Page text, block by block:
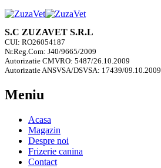
S.C ZUZAVET S.R.L
CUI: RO26054187
Nr.Reg.Com: J40/9665/2009
Autorizatie CMVRO: 5487/26.10.2009
Autorizatie ANSVSA/DSVSA: 17439/09.10.2009
Meniu
Acasa
Magazin
Despre noi
Frizerie canina
Contact